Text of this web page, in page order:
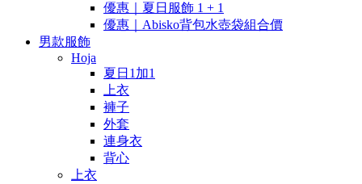
優惠｜夏日服飾 1 + 1
優惠｜Abisko背包水壺袋組合價
男款服飾
Hoja
夏日1加1
上衣
褲子
外套
連身衣
背心
上衣